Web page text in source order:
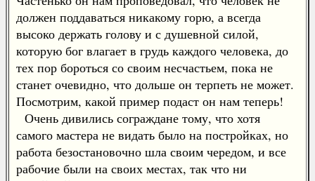
должен поддаваться никакому горю, а всегда
высоко держать голову и с душевной силой,
которую бог влагает в грудь каждого человека, до
тех пор бороться со своим несчастьем, пока не
станет очевидно, что дольше он терпеть не может.
Посмотрим, какой пример подаст он нам теперь!
Очень дивились сограждане тому, что хотя
самого мастера не видать было на постройках, но
работа безостановочно шла своим чередом, и все
рабочие были на своих местах, так что ни